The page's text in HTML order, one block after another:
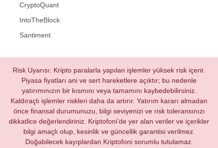
CryptoQuant
IntoTheBlock
Santiment
Risk Uyarısı: Kripto paralarla yapılan işlemler yüksek risk içerir.
Piyasa fiyatları ani ve sert hareketlere açıktır; bu nedenle
yatırımınızın bir kısmını veya tamamını kaybedebilirsiniz.
Kaldıraçlı işlemler riskleri daha da artırır. Yatırım kararı almadan
önce finansal durumunuzu, bilgi seviyenizi ve risk toleransınızı
dikkatlice değerlendiriniz. Kriptofoni’de yer alan veriler ve içerikler
bilgi amaçlı olup, kesinlik ve güncellik garantisi verilmez.
Doğabilecek kayıplardan Kriptofoni sorumlu tutulamaz.